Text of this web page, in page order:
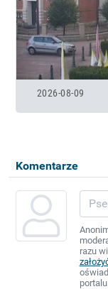
2026-08-09
Komentarze
razu